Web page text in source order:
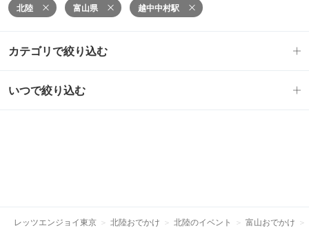
北陸 富山県 越中中村駅
カテゴリで絞り込む
いつで絞り込む
レッツエンジョイ東京 北陸おでかけ 北陸のイベント 富山おでかけ